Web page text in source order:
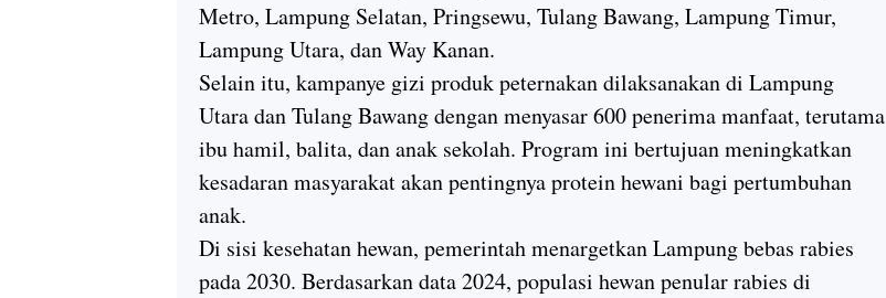
Metro, Lampung Selatan, Pringsewu, Tulang Bawang, Lampung Timur,
Lampung Utara, dan Way Kanan.
Selain itu, kampanye gizi produk peternakan dilaksanakan di Lampung
Utara dan Tulang Bawang dengan menyasar 600 penerima manfaat, terutama
ibu hamil, balita, dan anak sekolah. Program ini bertujuan meningkatkan
kesadaran masyarakat akan pentingnya protein hewani bagi pertumbuhan
anak.
Di sisi kesehatan hewan, pemerintah menargetkan Lampung bebas rabies
pada 2030. Berdasarkan data 2024, populasi hewan penular rabies di